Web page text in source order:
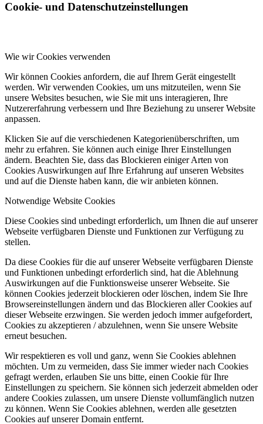
Cookie- und Datenschutzeinstellungen
Wie wir Cookies verwenden
Wir können Cookies anfordern, die auf Ihrem Gerät eingestellt
werden. Wir verwenden Cookies, um uns mitzuteilen, wenn Sie
unsere Websites besuchen, wie Sie mit uns interagieren, Ihre
Nutzererfahrung verbessern und Ihre Beziehung zu unserer Website
anpassen.
Klicken Sie auf die verschiedenen Kategorienüberschriften, um
mehr zu erfahren. Sie können auch einige Ihrer Einstellungen
ändern. Beachten Sie, dass das Blockieren einiger Arten von
Cookies Auswirkungen auf Ihre Erfahrung auf unseren Websites
und auf die Dienste haben kann, die wir anbieten können.
Notwendige Website Cookies
Diese Cookies sind unbedingt erforderlich, um Ihnen die auf unserer
Webseite verfügbaren Dienste und Funktionen zur Verfügung zu
stellen.
Da diese Cookies für die auf unserer Webseite verfügbaren Dienste
und Funktionen unbedingt erforderlich sind, hat die Ablehnung
Auswirkungen auf die Funktionsweise unserer Webseite. Sie
können Cookies jederzeit blockieren oder löschen, indem Sie Ihre
Browsereinstellungen ändern und das Blockieren aller Cookies auf
dieser Webseite erzwingen. Sie werden jedoch immer aufgefordert,
Cookies zu akzeptieren / abzulehnen, wenn Sie unsere Website
erneut besuchen.
Wir respektieren es voll und ganz, wenn Sie Cookies ablehnen
möchten. Um zu vermeiden, dass Sie immer wieder nach Cookies
gefragt werden, erlauben Sie uns bitte, einen Cookie für Ihre
Einstellungen zu speichern. Sie können sich jederzeit abmelden oder
andere Cookies zulassen, um unsere Dienste vollumfänglich nutzen
zu können. Wenn Sie Cookies ablehnen, werden alle gesetzten
Cookies auf unserer Domain entfernt.